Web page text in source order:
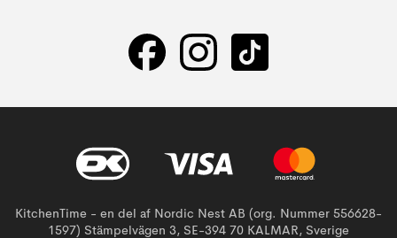
KitchenTime - en del af Nordic Nest AB (org. Nummer 556628-
1597) Stämpelvägen 3, SE-394 70 KALMAR, Sverige